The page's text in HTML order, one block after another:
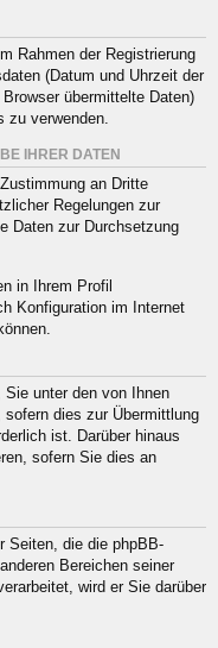
Rahmen der Registrierung
(Datum und Uhrzeit der
übermittelte Daten)
zu verwenden.
IHRER DATEN
an Dritte
Regelungen zur
Daten zur Durchsetzung
in Ihrem Profil
Konfiguration im Internet
unter den von Ihnen
dies zur Übermittlung
ist. Darüber hinaus
sofern Sie dies an
Seiten, die die phpBB-
Bereichen seiner
wird er Sie darüber